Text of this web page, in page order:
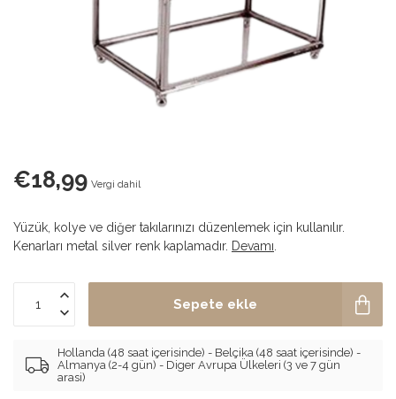
€18,99 Vergi dahil
Yüzük, kolye ve diğer takılarınızı düzenlemek için kullanılır.
Kenarları metal silver renk kaplamadır. Devamı
Sepete ekle
Hollanda (48 saat içerisinde) - Belçika (48 saat içerisinde) -
Almanya (2-4 gün) - Diger Avrupa Ülkeleri (3 ve 7 gün
arasi)